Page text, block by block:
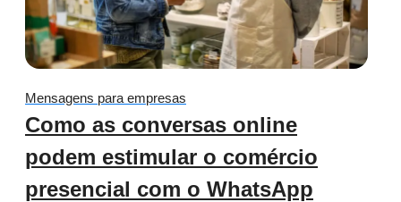
Mensagens para empresas
Como as conversas online
podem estimular o comércio
presencial com o WhatsApp